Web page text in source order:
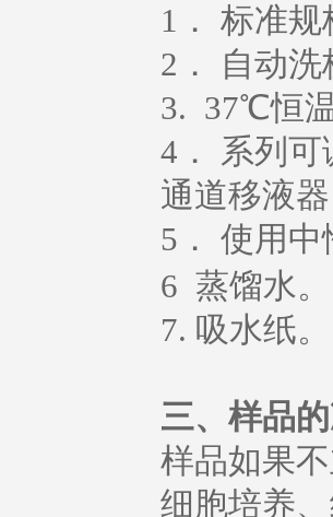
1 ． 标准
2 ． 自动
3. 37℃恒
4 ． 系列
通道移液
5 ． 使用中
6 蒸馏水。
7. 吸水纸。
三、样品
样品如果
细胞培养